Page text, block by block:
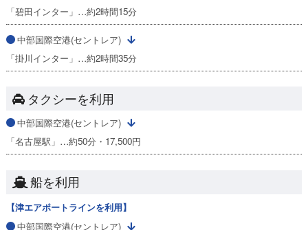
「碧田インター」…約2時間15分
中部国際空港(セントレア)
「掛川インター」…約2時間35分
タクシーを利用
中部国際空港(セントレア)
「名古屋駅」…約50分・17,500円
船を利用
【津エアポートラインを利用】
中部国際空港(セントレア)